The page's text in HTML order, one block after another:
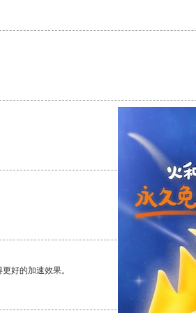
好的加速效果。